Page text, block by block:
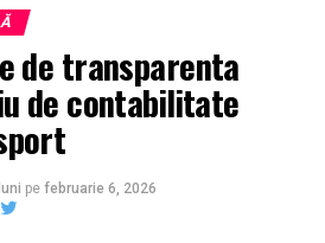
înainte de
avantaje oferite de
unei schițe 3D pentru fiecare
Această etapă este
să vezi exact cum va
a intra în producție.
de transparenta
de contabilitate
pe februarie 6, 2026